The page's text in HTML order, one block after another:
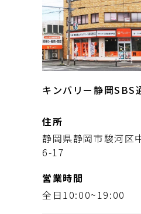
キンバリー静岡SBS
住所
静岡県静岡市駿河区
6-17
営業時間
全日10:00~19:00